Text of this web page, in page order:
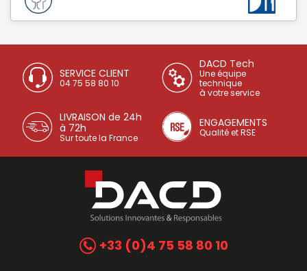
SERVICE CLIENT
04 75 58 80 10
DACD Tech
Une équipe
technique
à votre service
LIVRAISON de 24h
à 72h
Sur toute la France
ENGAGEMENTS
Qualité et RSE
+33 (0)4 75 58 80 10